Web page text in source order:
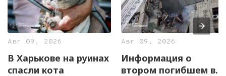
Авг 09, 2026
В Харькове на руинах
спасли кота
Авг 09, 2026
Информация о
втором погибшем в